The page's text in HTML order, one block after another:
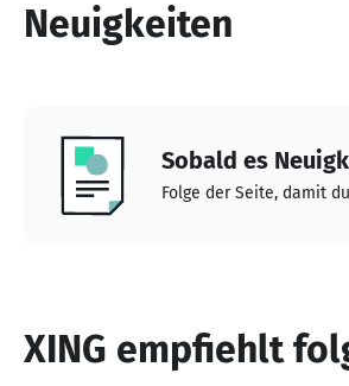
Neuigkeiten
Sobald es
Folge der Seite, damit
XING empfiehlt